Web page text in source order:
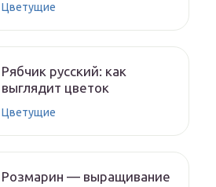
Цветущие
Рябчик русский: как
выглядит цветок
Цветущие
Розмарин — выращивание